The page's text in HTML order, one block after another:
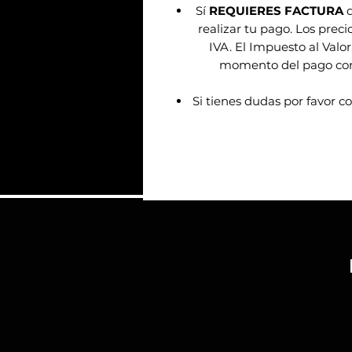
Sí REQUIERES FACTURA
realizar tu pago. Los
IVA. El Impuesto al
momento del pago
Si tienes dudas por favor